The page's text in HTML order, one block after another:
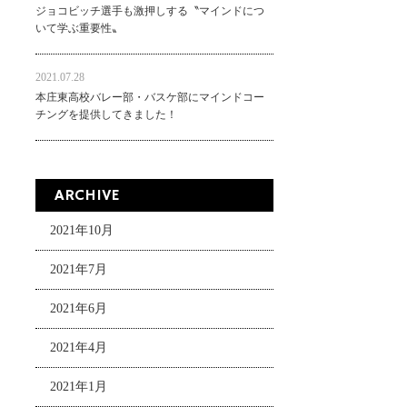
ジョコビッチ選手も激押しする〝マインドにつ
いて学ぶ重要性〟
2021.07.28
本庄東高校バレー部・バスケ部にマインドコー
チングを提供してきました！
ARCHIVE
2021年10月
2021年7月
2021年6月
2021年4月
2021年1月